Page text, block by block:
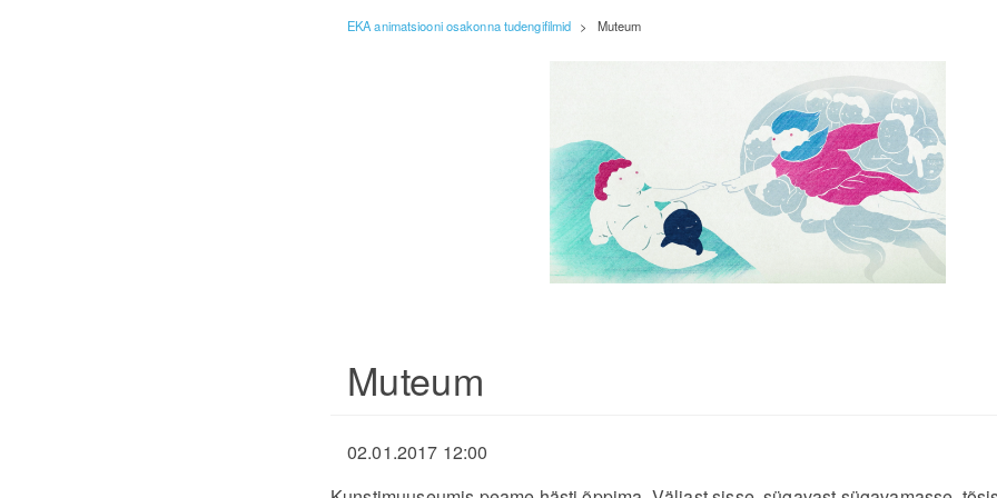
EKA animatsiooni osakonna tudengifilmid > Muteum
Muteum
02.01.2017 12:00